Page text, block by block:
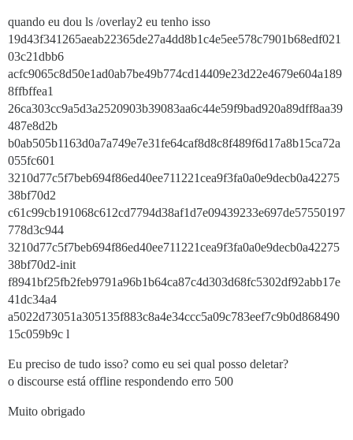
quando eu dou ls /overlay2 eu tenho isso
19d43f341265aeab22365de27a4dd8b1c4e5ee578c7901b68edf021
03c21dbb6
acfc9065c8d50e1ad0ab7be49b774cd14409e23d22e4679e604a189
8ffbffea1
26ca303cc9a5d3a2520903b39083aa6c44e59f9bad920a89dff8aa39
487e8d2b
b0ab505b1163d0a7a749e7e31fe64caf8d8c8f489f6d17a8b15ca72a
055fc601
3210d77c5f7beb694f86ed40ee711221cea9f3fa0a0e9decb0a42275
38bf70d2
c61c99cb191068c612cd7794d38af1d7e09439233e697de57550197
778d3c944
3210d77c5f7beb694f86ed40ee711221cea9f3fa0a0e9decb0a42275
38bf70d2-init
f8941bf25fb2feb9791a96b1b64ca87c4d303d68fc5302df92abb17e
41dc34a4
a5022d73051a305135f883c8a4e34ccc5a09c783eef7c9b0d868490
15c059b9c l
Eu preciso de tudo isso? como eu sei qual posso deletar?
o discourse está offline respondendo erro 500
Muito obrigado